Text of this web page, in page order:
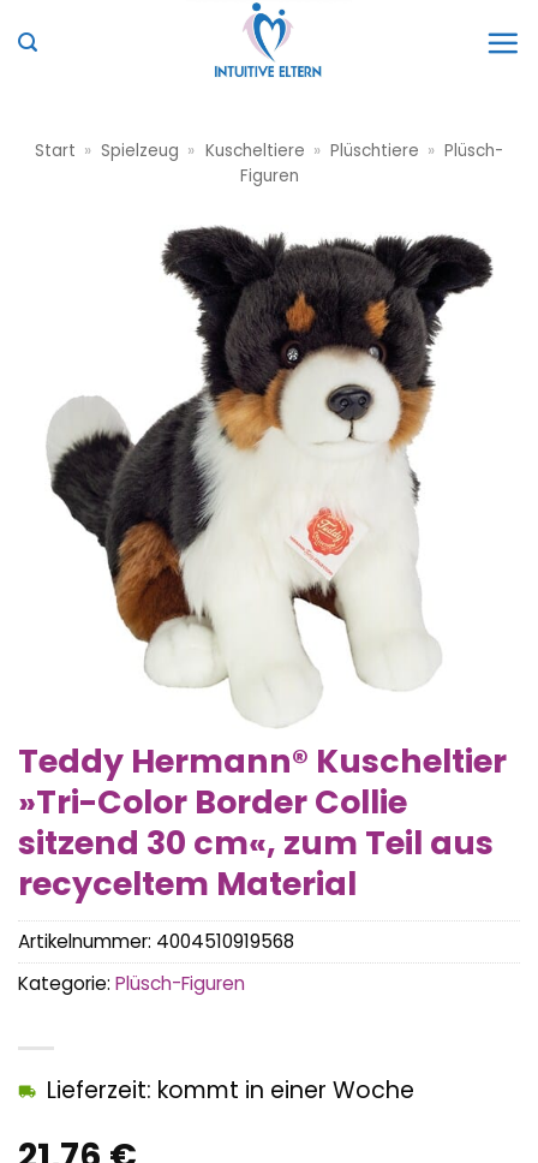
Inhalt
Start » Spielzeug » Kuscheltiere » Plüschtiere » Plüsch-
Figuren
Teddy Hermann® Kuscheltier
»Tri-Color Border Collie
sitzend 30 cm«, zum Teil aus
recyceltem Material
Lieferzeit: kommt in einer Woche
Artikelnummer: 4004510919568
Kategorie: Plüsch-Figuren